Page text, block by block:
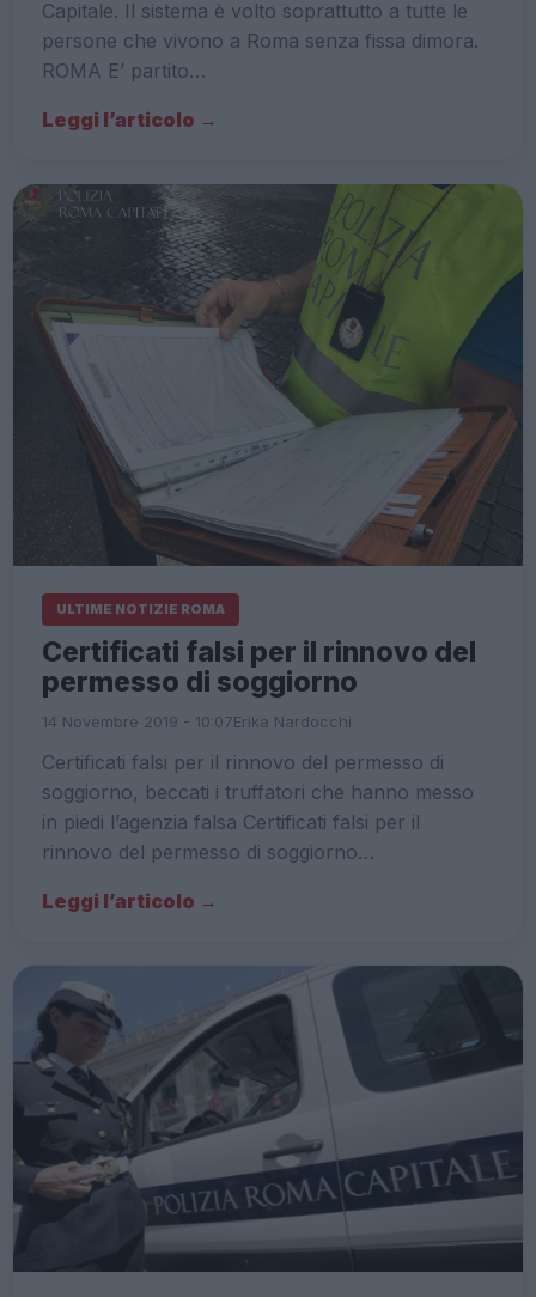
Capitale. Il sistema è volto soprattutto a tutte le
persone che vivono a Roma senza fissa dimora.
ROMA E’ partito…
Leggi l’articolo →
ULTIME NOTIZIE ROMA
Certificati falsi per il rinnovo del
permesso di soggiorno
14 Novembre 2019 - 10:07Erika Nardocchi
Certificati falsi per il rinnovo del permesso di
soggiorno, beccati i truffatori che hanno messo
in piedi l’agenzia falsa Certificati falsi per il
rinnovo del permesso di soggiorno…
Leggi l’articolo →